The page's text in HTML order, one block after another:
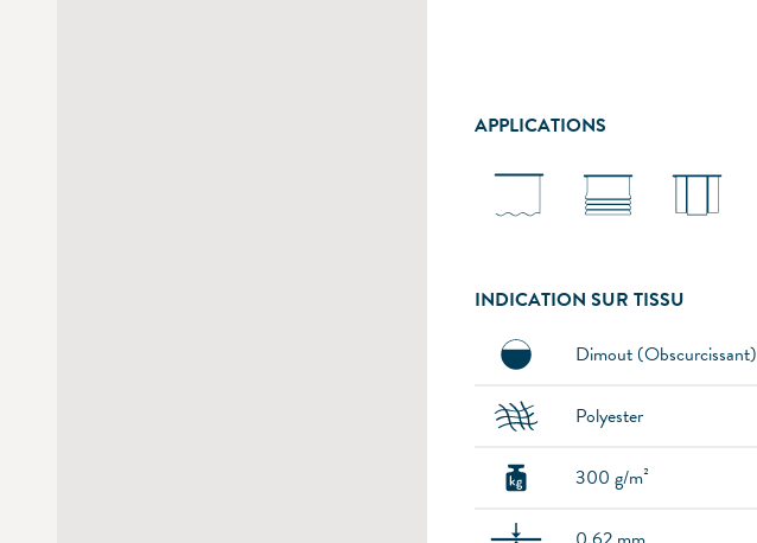
APPLICATIONS
INDICATION SUR TISSU
Dimout (Obscurcissant)
Polyester
300 g/m²